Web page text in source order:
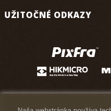
UŽITOČNÉ ODKAZY